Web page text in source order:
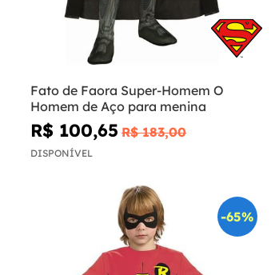
Fato de Faora Super-Homem O
Homem de Aço para menina
R$ 100,65 R$ 183,00
DISPONÍVEL
-65%